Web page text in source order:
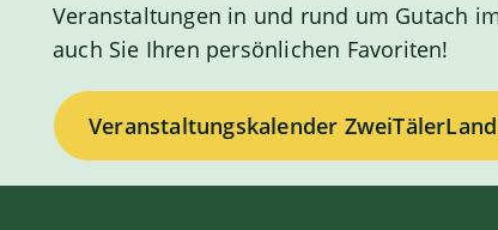
Veranstaltungen in und rund um Gutach
auch Sie Ihren persönlichen Favoriten!
Veranstaltungskalender ZweiTälerLand